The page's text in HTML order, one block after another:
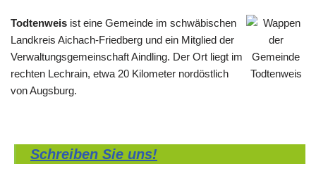
Todtenweis ist eine Gemeinde im schwäbischen
Landkreis Aichach-Friedberg und ein Mitglied der
Verwaltungsgemeinschaft Aindling. Der Ort liegt im
rechten Lechrain, etwa 20 Kilometer nordöstlich
von Augsburg.
Schreiben Sie uns!